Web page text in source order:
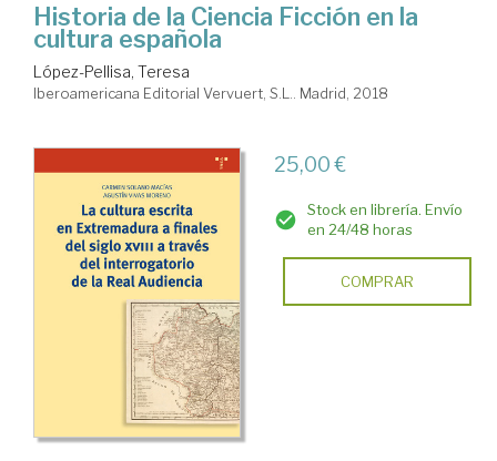
Historia de la Ciencia Ficción en la
cultura española
López-Pellisa, Teresa
Iberoamericana Editorial Vervuert, S.L.. Madrid, 2018
25,00 €
Stock en librería. Envío
en 24/48 horas
COMPRAR